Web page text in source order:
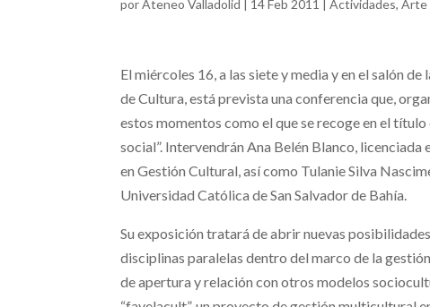
porAteneo Valladolid | 14 Feb 2011 |Actividades,Arte
El miércoles 16, a las siete y media y en el salón
de Cultura, está prevista una conferencia que,
estos momentos como el que se recoge en el
social”. Intervendrán Ana Belén Blanco,
en Gestión Cultural, así como Tulanie Silva
Universidad Católica de San Salvador de Bahía.
Su exposición tratará de abrir nuevas
disciplinas paralelas dentro del marco de la
de apertura y relación con otros modelos